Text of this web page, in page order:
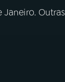
Janeiro. Outras